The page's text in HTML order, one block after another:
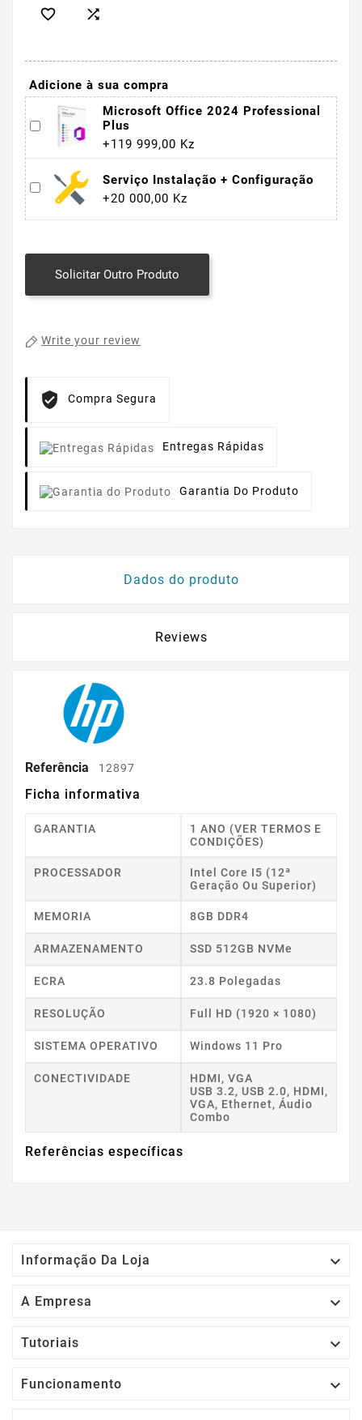
 
Adicione à sua compra
Microsoft Office 2024 Professional
Plus
+119 999,00 Kz
Serviço Instalação + Configuração
+20 000,00 Kz
Solicitar Outro Produto
Write your review
Compra Segura
Entregas Rápidas
Garantia Do Produto
Dados do produto
Reviews
Referência 12897
Ficha informativa
GARANTIA
1 ANO (VER TERMOS E
CONDIÇÕES)
PROCESSADOR
Intel Core I5 (12ª
Geração Ou Superior)
MEMORIA 8GB DDR4
ARMAZENAMENTO SSD 512GB NVMe
ECRA 23.8 Polegadas
RESOLUÇÃO Full HD (1920 × 1080)
SISTEMA OPERATIVO Windows 11 Pro
CONECTIVIDADE
HDMI, VGA
USB 3.2, USB 2.0, HDMI,
VGA, Ethernet, Áudio
Combo
Referências específicas
Informação Da Loja 
A Empresa 
Tutoriais 
Funcionamento 